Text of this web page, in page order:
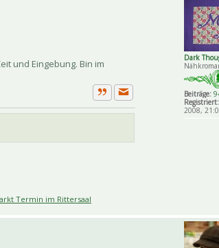
Dark
Beiträge:
Registriert:
2008,
und Eingebung. Bin im
ZitatPrivate Nachricht
Termin im Rittersaal